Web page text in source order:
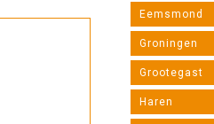
Eemsmond
Groningen
Grootegast
Haren